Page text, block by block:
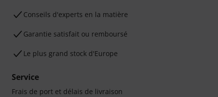
Conseils d'experts en la matière
Garantie satisfait ou remboursé
Le plus grand stock d'Europe
Service
Frais de port et délais de livraison